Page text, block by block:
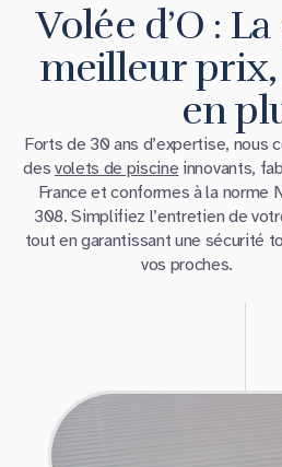
Volée d’O :
meilleur
en
Forts de 30 ans d’expertise, nous
des volets de piscine innovants,
France et conformes à la norme
308. Simplifiez l’entretien de
tout en garantissant une sécurité
vos proches.